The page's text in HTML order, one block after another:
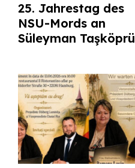
25. Jahrestag des
NSU-Mords an
Süleyman Taşköprü